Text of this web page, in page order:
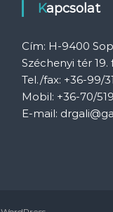
Kapcsolat
Cím: H-9400
Széchenyi tér 19.
Tel./fax: +36-99/
Mobil: +36-70/
E-mail: